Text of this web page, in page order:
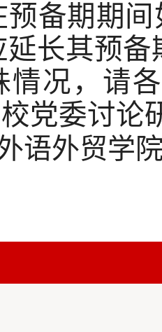
预备期期
延长其预备
情况，请
党委讨论
语外贸学